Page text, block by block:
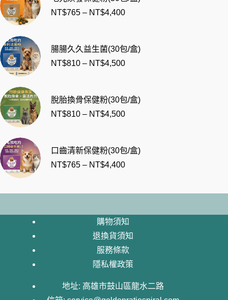
NT$765 – NT$4,400
腸腸久久益生菌(30包/盒)
NT$810 – NT$4,500
脫胎換骨保健粉(30包/盒)
NT$810 – NT$4,500
口齒清新保健粉(30包/盒)
NT$765 – NT$4,400
購物須知
退換貨須知
服務條款
隱私權政策
地址: 高雄市鼓山區龍水二路